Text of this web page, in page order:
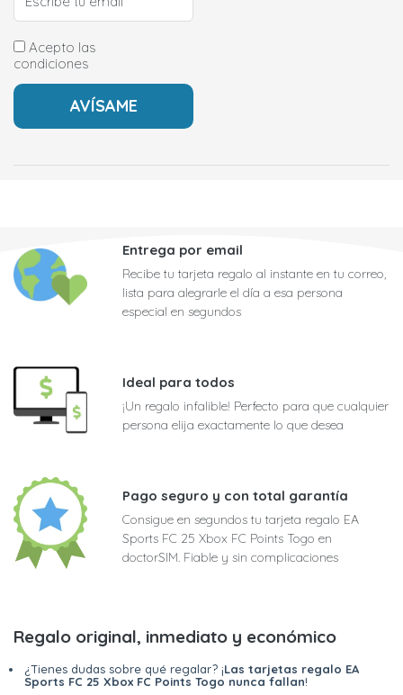
Acepto las
condiciones
Entrega por email
Recibe tu tarjeta regalo al instante en tu correo,
lista para alegrarle el día a esa persona
especial en segundos
Ideal para todos
¡Un regalo infalible! Perfecto para que cualquier
persona elija exactamente lo que desea
Pago seguro y con total garantía
Consigue en segundos tu tarjeta regalo EA
Sports FC 25 Xbox FC Points Togo en
doctorSIM. Fiable y sin complicaciones
Regalo original, inmediato y económico
¿Tienes dudas sobre qué regalar? ¡Las tarjetas regalo EA
Sports FC 25 Xbox FC Points Togo nunca fallan!